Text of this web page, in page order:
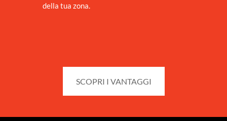
della tua zona.
SCOPRI I VANTAGGI